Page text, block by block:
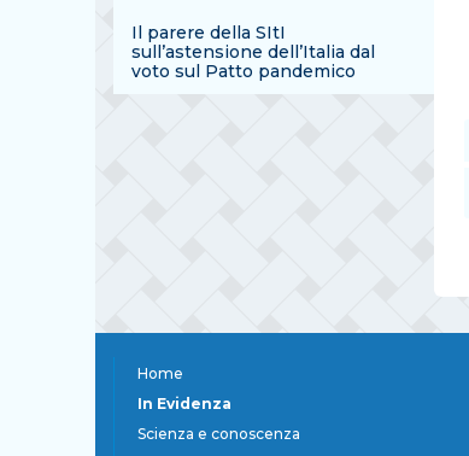
Il parere della SItI
sull’astensione dell’Italia dal
voto sul Patto pandemico
Home
In Evidenza
Scienza e conoscenza